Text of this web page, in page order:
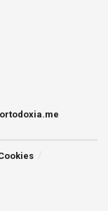
ortodoxia.me